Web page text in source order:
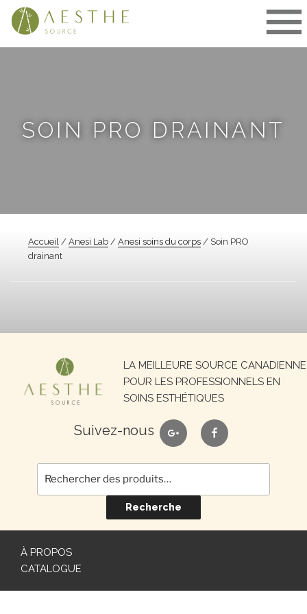
Aller
SOIN PRO DRAINANT
Accueil / Anesi Lab / Anesi soins du corps / Soin PRO
drainant
LA MEILLEURE SOURCE CANADIENNE
POUR LES PROFESSIONNELS EN
SOINS ESTHÉTIQUES
Suivez-nous google facebook
Recherche
pour :
Recherche
À PROPOS
CATALOGUE